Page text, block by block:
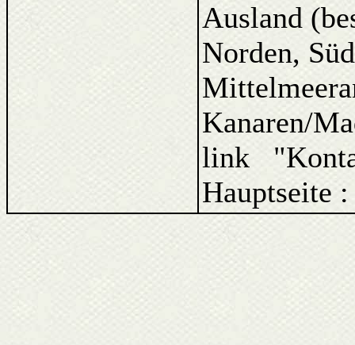
Ausland
Norden,
Kanaren/
link
Hauptseite :